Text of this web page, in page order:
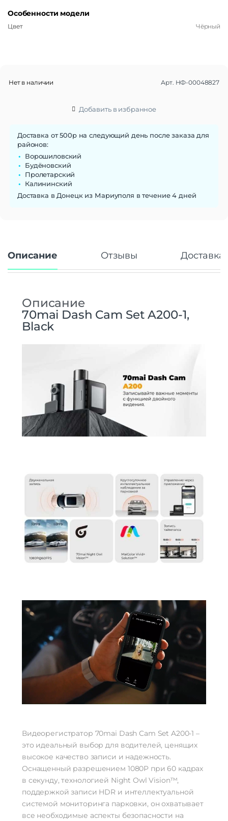
Особенности модели
Цвет Чёрный
Нет в наличии Арт. НФ-00048827
Добавить в избранное
Доставка от 500р на следующий день после заказа для
районов:
Ворошиловский
Будёновский
Пролетарский
Калининский
Доставка в Донецк из Мариуполя в течение 4 дней
Описание Отзывы Доставка
Описание
70mai Dash Cam Set A200-1,
Black
Видеорегистратор 70mai Dash Cam Set A200-1 –
это идеальный выбор для водителей, ценящих
высокое качество записи и надежность.
Оснащенный разрешением 1080P при 60 кадрах
в секунду, технологией Night Owl Vision™,
поддержкой записи HDR и интеллектуальной
системой мониторинга парковки, он охватывает
все необходимые аспекты безопасности на